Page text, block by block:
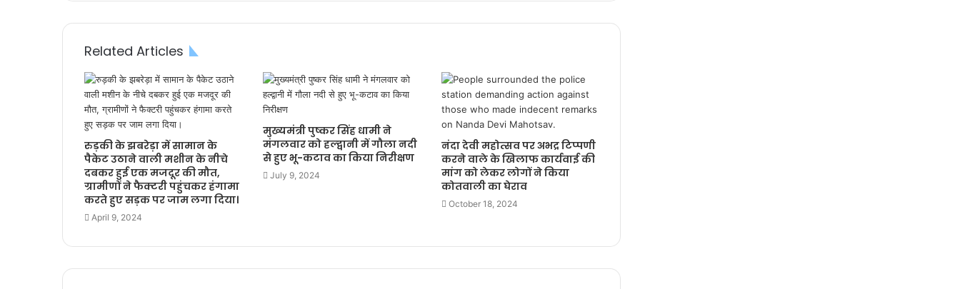
Related Articles
रुड़की के झबरेड़ा में सामान के
पैकेट उठाने वाली मशीन के नीचे
दबकर हुई एक मजदूर की मौत,
ग्रामीणों ने फैक्टरी पहुंचकर हंगामा
करते हुए सड़क पर जाम लगा दिया।
April 9, 2024
मुख्यमंत्री पुष्कर सिंह धामी ने
मंगलवार को हल्द्वानी में गौला नदी
से हुए भू-कटाव का किया निरीक्षण
July 9, 2024
नंदा देवी महोत्सव पर अभद्र टिप्पणी
करने वाले के खिलाफ कार्यवाई की
मांग को लेकर लोगों ने किया
कोतवाली का घेराव
October 18, 2024